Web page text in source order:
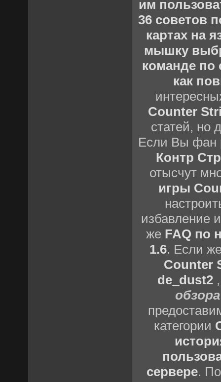
им
36 советов
картах на
мышку
команде по
как
Counter
статей, но
Если Вы фан
Контр
отысчут
игры
избавление
же FAQ по
1.6. Если
Counter
de_dust2
категории
сервере.